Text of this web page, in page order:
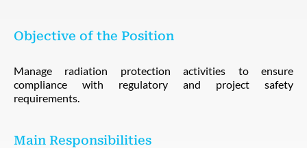
Objective of the Position
Manage radiation protection activities to ensure
compliance with regulatory and project safety
requirements.
Main Responsibilities